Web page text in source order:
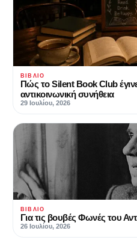
ΒΙΒΛΊΟ
Πώς το Silent Book Club
αντικοινωνική συνήθεια
29 Ιουλίου, 2026
ΒΙΒΛΊΟ
Για τις βουβές Φωνές του
26 Ιουλίου, 2026